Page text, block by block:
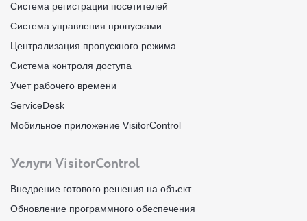
Система регистрации посетителей
Система управления пропусками
Централизация пропускного режима
Система контроля доступа
Учет рабочего времени
ServiceDesk
Мобильное приложение VisitorControl
Услуги VisitorControl
Внедрение готового решения на объект
Обновление программного обеспечения